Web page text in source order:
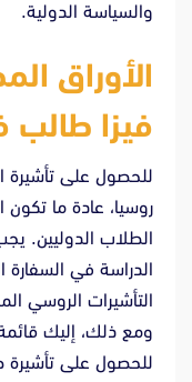
والسياسة الدولية.
الأوراق
فيزا طالب
روسيا، عادة ما تكون
الطلاب الدوليين.
الدراسة في
التأشيرات الروسي
ومع ذلك، إليك
للحصول على